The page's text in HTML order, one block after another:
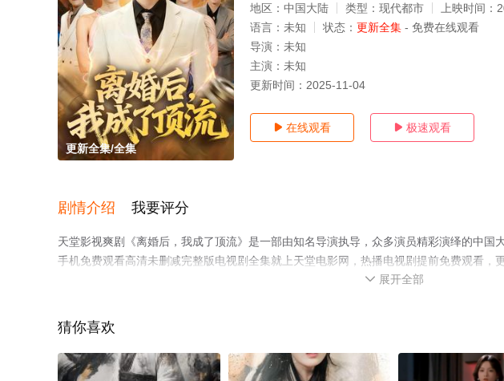
更新全集/全集
地区： 中国大陆 类型： 现代都市 上映时间：
语言： 未知 状态： 更新全集 - 免费在线观看
导演： 未知
主演： 未知
更新时间： 2025-11-04
 在线观看  极速观看
剧情介绍 我要评分
天堂影视爽剧《离婚后，我成了顶流》是一部由知名导演执导，众多演员精彩演绎的中国
手机免费观看高清未删减完整版电视剧全集就上天堂电影网，热播电视剧提前免费观看，
 展开全部
猜你喜欢